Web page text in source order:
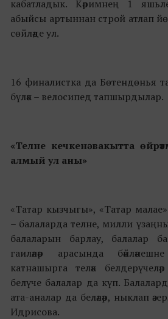
кабатладык. Кәримнең 1
абыйсы артыннан строй атлап
сөйләде ул.
16 финалистка да Бөтендөнья
бүләк – велосипед тапшырдылар.
«Телне кечкенә вакытта
алмый ул аны»
«Татар кызчыгы», «Татар
– балаларда телне, милли үзаңны
балаларын барлау, балалар
гаиләләр арасында
катнашырга теләк
белүче балалар да күп.
ата-аналар да беләләр, ныклап
Идрисова.